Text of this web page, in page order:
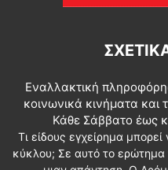
Εναλλακτική
κοινωνικά κινήματα και
Κάθε Σάββατο έως
Τι είδους εγχείρημα
κύκλου; Σε αυτό το